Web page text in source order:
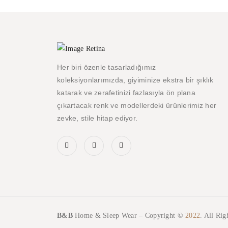
Her biri özenle tasarladığımız
koleksiyonlarımızda, giyiminize ekstra bir şıklık
katarak ve zerafetinizi fazlasıyla ön plana
çıkartacak renk ve modellerdeki ürünlerimiz her
zevke, stile hitap ediyor.
B&BHome & Sleep Wear – Copyright © 2022 . All